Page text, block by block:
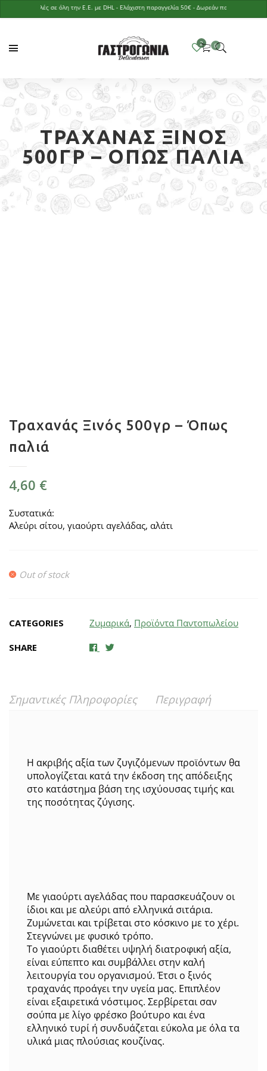
Αποστολές σε όλη την Ε.Ε. με DHL - Ελάχιστη παραγγελία 50€ - Δωρεάν παράδοση με
ΤΡΑΧΑΝΆΣ ΞΙΝΌΣ
500ΓΡ – ΌΠΩΣ ΠΑΛΙΆ
Τραχανάς Ξινός 500γρ – Όπως
παλιά
4,60 €
Συστατικά:
Αλεύρι σίτου, γιαούρτι αγελάδας, αλάτι
Out of stock
CATEGORIES Ζυμαρικά, Προϊόντα Παντοπωλείου
SHARE
Σημαντικές Πληροφορίες Περιγραφή
Η ακριβής αξία των ζυγιζόμενων προϊόντων θα
υπολογίζεται κατά την έκδοση της απόδειξης
στο κατάστημα βάση της ισχύουσας τιμής και
της ποσότητας ζύγισης.
Με γιαούρτι αγελάδας που παρασκευάζουν οι
ίδιοι και με αλεύρι από ελληνικά σιτάρια.
Ζυμώνεται και τρίβεται στο κόσκινο με το χέρι.
Στεγνώνει με φυσικό τρόπο.
Το γιαούρτι διαθέτει υψηλή διατροφική αξία,
είναι εύπεπτο και συμβάλλει στην καλή
λειτουργία του οργανισμού. Έτσι ο ξινός
τραχανάς προάγει την υγεία μας. Επιπλέον
είναι εξαιρετικά νόστιμος. Σερβίρεται σαν
σούπα με λίγο φρέσκο βούτυρο και ένα
ελληνικό τυρί ή συνδυάζεται εύκολα με όλα τα
υλικά μιας πλούσιας κουζίνας.